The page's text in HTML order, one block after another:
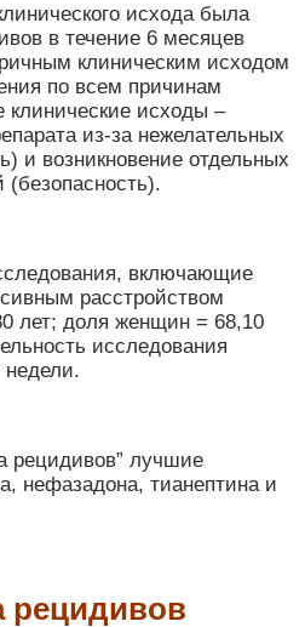
исхода была
в течение 6 месяцев
клиническим исходом
по всем причинам
клинические исходы –
из-за нежелательных
и возникновение отдельных
(безопасность).
включающие
расстройством
лет; доля женщин = 68,10
исследования
недели.
рецидивов” лучшие
нефазадона, тианептина и
рецидивов